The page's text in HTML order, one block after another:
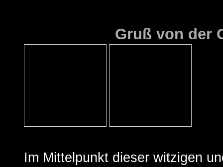
Gruß von der
Im Mittelpunkt dieser witzigen